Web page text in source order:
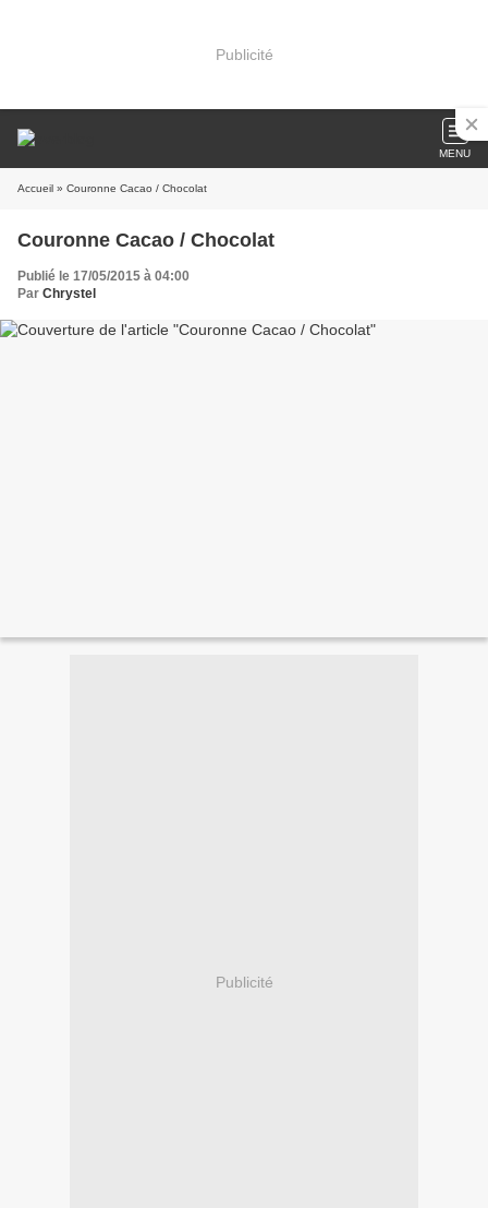
Publicité
MENU
Accueil » Couronne Cacao / Chocolat
Couronne Cacao / Chocolat
Publié le 17/05/2015 à 04:00
Par Chrystel
Publicité